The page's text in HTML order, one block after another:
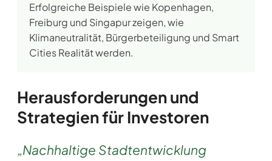
Erfolgreiche Beispiele wie Kopenhagen,
Freiburg und Singapur zeigen, wie
Klimaneutralität, Bürgerbeteiligung und Smart
Cities Realität werden.
Herausforderungen und
Strategien für Investoren
„Nachhaltige Stadtentwicklung